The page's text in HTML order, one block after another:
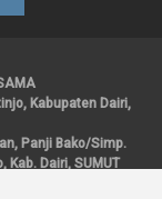
Kabupaten Dairi,
Panji Bako/Simp.
Kab. Dairi, SUMUT